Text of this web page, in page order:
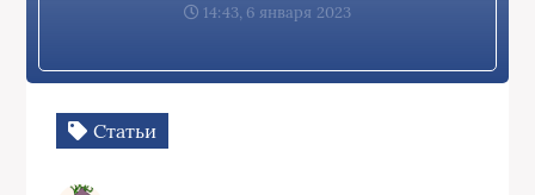
14:43, 6 января 2023
Статьи